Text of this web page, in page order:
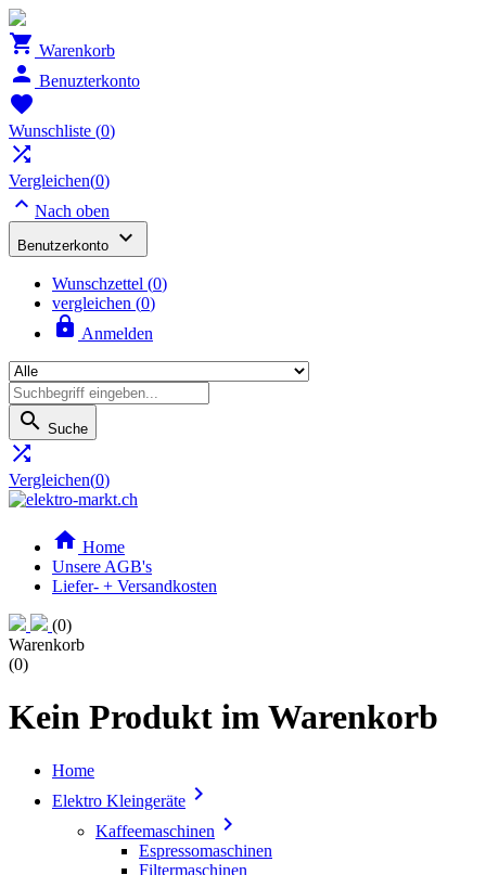
 Warenkorb
 Benuzterkonto

Wunschliste (0)

Vergleichen(0)
 Nach oben
Benutzerkonto 
Wunschzettel (0)
vergleichen (0)
 Anmelden
 Suche

Vergleichen(0)
 Home
Unsere AGB's
Liefer- + Versandkosten
(0)
Warenkorb
(0)
Kein Produkt im Warenkorb
Home
Elektro Kleingeräte 
Kaffeemaschinen 
Espressomaschinen
Filtermaschinen